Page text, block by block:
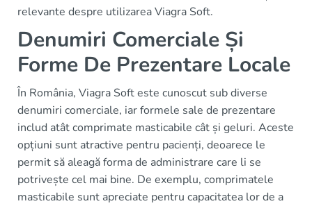
relevante despre utilizarea Viagra Soft.
Denumiri Comerciale Și
Forme De Prezentare Locale
În România, Viagra Soft este cunoscut sub diverse
denumiri comerciale, iar formele sale de prezentare
includ atât comprimate masticabile cât și geluri. Aceste
opțiuni sunt atractive pentru pacienți, deoarece le
permit să aleagă forma de administrare care li se
potrivește cel mai bine. De exemplu, comprimatele
masticabile sunt apreciate pentru capacitatea lor de a